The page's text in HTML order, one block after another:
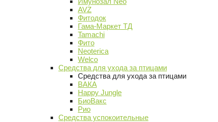
AVZ
Фитодок
Гама-Маркет ТД
Tamachi
Фито
Neoterica
Welco
Средства для ухода за птицами
Средства для ухода за птицами
ВАКА
Happy Jungle
БиоВакс
Рио
Средства успокоительные